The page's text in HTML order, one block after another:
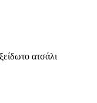
ατσάλι